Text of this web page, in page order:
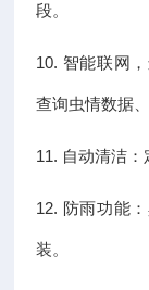
段。
10. 智能联网
查询虫情数据
11. 自动清洁：
12. 防雨功能
装。